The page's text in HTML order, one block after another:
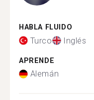
HABLA FLUIDO
Turco Inglés
APRENDE
Alemán